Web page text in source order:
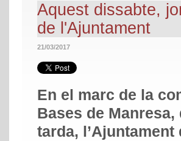
Aquest dissabte,
de l'Ajuntament
21/03/2017
En el marc de la
Bases de
tarda,